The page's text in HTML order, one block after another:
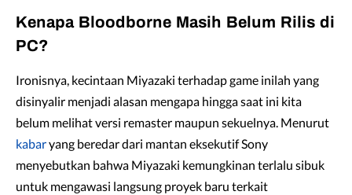
Kenapa Bloodborne Masih Belum Rilis di
PC?
Ironisnya, kecintaan Miyazaki terhadap game inilah yang
disinyalir menjadi alasan mengapa hingga saat ini kita
belum melihat versi remaster maupun sekuelnya. Menurut
kabaryang beredar dari mantan eksekutif Sony
menyebutkan bahwa Miyazaki kemungkinan terlalu sibuk
untuk mengawasi langsung proyek baru terkait